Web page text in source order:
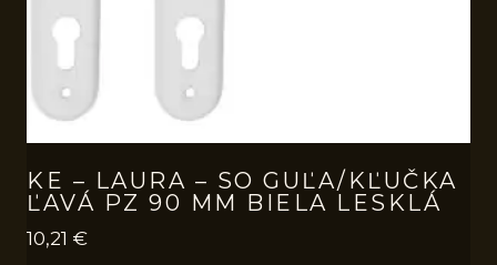
KE – LAURA – SO GUĽA/KĽUČKA
ĽAVÁ PZ 90 MM BIELA LESKLÁ
10,21 €